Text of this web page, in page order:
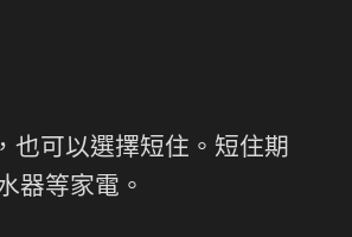
也可以選擇短住。短住期
器等家電。